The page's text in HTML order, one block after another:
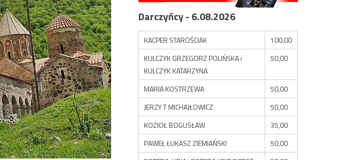
Darczyńcy - 6.08.2026
KACPER STAROŚCIAK
100,00
KULCZYK GRZEGORZ POLIŃSKA i
KULCZYK KATARZYNA
50,00
MARIA KOSTRZEWA
50,00
JERZY T MICHAJŁOWICZ
50,00
KOZIOŁ BOGUSŁAW
35,00
PAWEŁ ŁUKASZ ZIEMIAŃSKI
50,00